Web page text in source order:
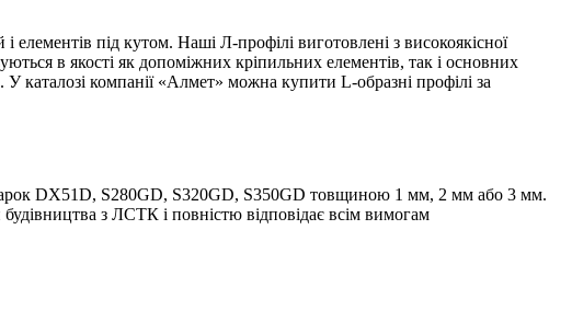
під кутом. Наші Л-профілі виготовлені з високоякісної
в якості як допоміжних кріпильних елементів, так і основних
каталозі компанії «Алмет» можна купити L-образні профілі за
марок DX51D, S280GD, S320GD, S350GD товщиною 1 мм, 2 мм або 3 мм.
з ЛСТК і повністю відповідає всім вимогам